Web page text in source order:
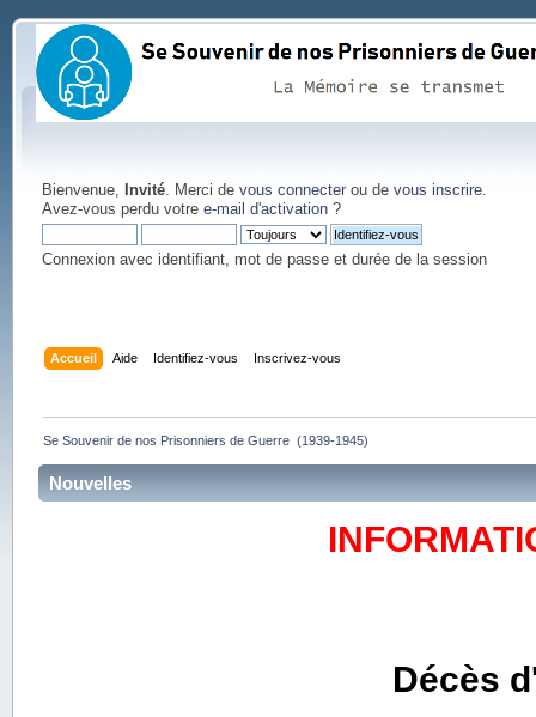
Bienvenue, Invité. Merci de vous connecterou de vous inscrire.
Avez-vous perdu votre e-mail d'activation?
Connexion avec identifiant, mot de passe et durée de la session
Accueil Aide Identifiez-vous Inscrivez-vous
Se Souvenir de nos Prisonniers de Guerre  (1939-1945)
Nouvelles
Décès